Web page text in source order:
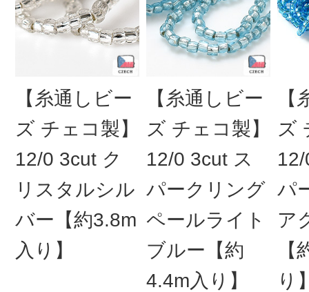
【糸通しビー
ズ チェコ製】
12/0 3cut ク
リスタルシル
バー【約3.8m
入り】
【糸通しビー
ズ チェコ製】
12/0 3cut ス
パークリング
ペールライト
ブルー【約
4.4m入り】
ズ
パ
ア
り